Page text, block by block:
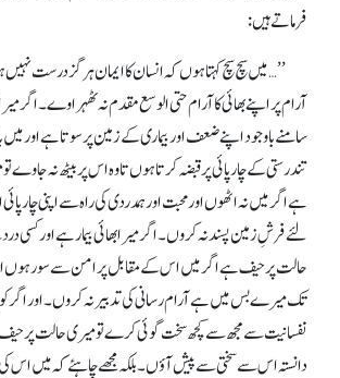
فرماتے ہیں :
’’…میں سچ سچ کہتا ہوں کہ انسان کا ایمان ہرگز درست
آرام پر اپنے بھائی کا آرام حتی الوسع مقدم نہ ٹھہراوے۔ اگر
سامنے باوجود اپنے ضعف اور بیماری کے زمین پر سوتا ہے اور
تندرستی کے چارپائی پر قبضہ کرتا ہوں تا وہ اس پر بیٹھ نہ
ہے اگر میں نہ اٹھوں اور محبت اور ہمدردی کی راہ سے اپنی
لئے فرشِ زمین پسند نہ کروں ۔ اگر میرا بھائی بیمار ہے اور کسی
حالت پر حیف ہے اگر میں اس کے مقابل پر امن سے سو
تک میرے بس میں ہے آرام رسانی کی تدبیر نہ کروں ۔اور اگر
نفسانیت سے مجھ سے کچھ سخت گوئی کرے تو میری حالت پر حیف
دانستہ اس سے سختی سے پیش آؤں ۔ بلکہ مجھے چاہئے کہ میں اس